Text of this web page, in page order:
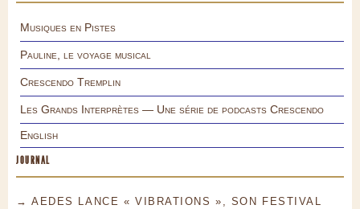
Musiques en Pistes
Pauline, le voyage musical
Crescendo Tremplin
Les Grands Interprètes — Une série de podcasts Crescendo
English
JOURNAL
→ AEDES LANCE « VIBRATIONS », SON FESTIVAL